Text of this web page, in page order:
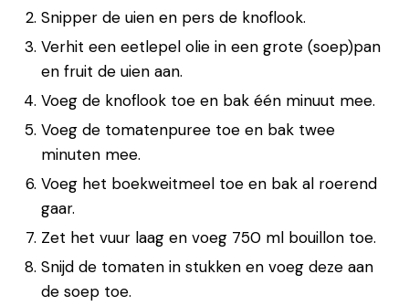
Snipper de uien en pers de knoflook.
Verhit een eetlepel olie in een grote (soep)pan
en fruit de uien aan.
Voeg de knoflook toe en bak één minuut mee.
Voeg de tomatenpuree toe en bak twee
minuten mee.
Voeg het boekweitmeel toe en bak al roerend
gaar.
Zet het vuur laag en voeg 750 ml bouillon toe.
Snijd de tomaten in stukken en voeg deze aan
de soep toe.